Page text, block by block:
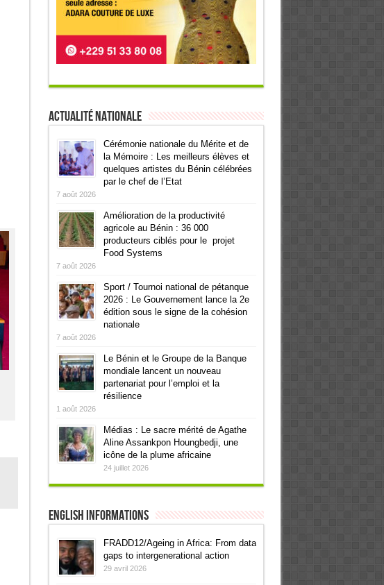
Actualité Nationale
Cérémonie nationale du Mérite et de
la Mémoire : Les meilleurs élèves et
quelques artistes du Bénin célébrées
par le chef de l’Etat
7 août 2026
Amélioration de la productivité
agricole au Bénin : 36 000
producteurs ciblés pour le projet
Food Systems
7 août 2026
Sport / Tournoi national de pétanque
2026 : Le Gouvernement lance la 2e
édition sous le signe de la cohésion
nationale
7 août 2026
Le Bénin et le Groupe de la Banque
mondiale lancent un nouveau
partenariat pour l’emploi et la
résilience
1 août 2026
Médias : Le sacre mérité de Agathe
Aline Assankpon Houngbedji, une
icône de la plume africaine
24 juillet 2026
English informations
FRADD12/Ageing in Africa: From data
gaps to intergenerational action
29 avril 2026